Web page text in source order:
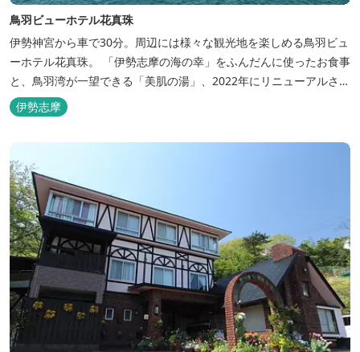
鳥羽ビューホテル花真珠
伊勢神宮から車で30分。周辺には様々な観光地を楽しめる鳥羽ビュ
ーホテル花真珠。 「伊勢志摩の海の幸」をふんだんに使ったお食事
と、鳥羽湾が一望できる「美肌の湯」、2022年にリニューアルされ
た客室で、五感から体と心を癒やします。 【お部屋】 近年リニュ
ーアルした過ごしやすいお部屋で、親子3世代で楽しめるお部屋に
なっております。 全室オーシャンビューで雄大な鳥羽湾を一望で
き、日頃の疲...
伊勢志摩